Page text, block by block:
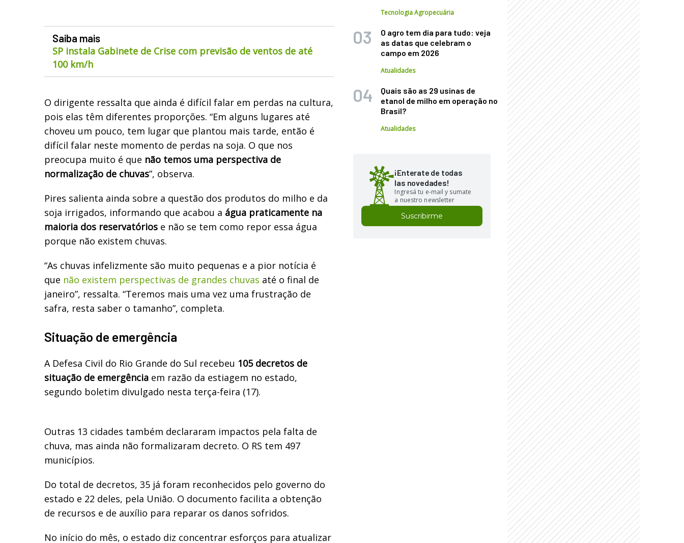
Saiba mais
SP instala Gabinete de Crise com previsão de ventos de até
100 km/h
O dirigente ressalta que ainda é difícil falar em perdas na cultura,
pois elas têm diferentes proporções. “Em alguns lugares até
choveu um pouco, tem lugar que plantou mais tarde, então é
difícil falar neste momento de perdas na soja. O que nos
preocupa muito é que não temos uma perspectiva de
normalização de chuvas”, observa.
Pires salienta ainda sobre a questão dos produtos do milho e da
soja irrigados, informando que acabou a água praticamente na
maioria dos reservatórios e não se tem como repor essa água
porque não existem chuvas.
“As chuvas infelizmente são muito pequenas e a pior notícia é
que não existem perspectivas de grandes chuvas até o final de
janeiro”, ressalta. “Teremos mais uma vez uma frustração de
safra, resta saber o tamanho”, completa.
Situação de emergência
A Defesa Civil do Rio Grande do Sul recebeu 105 decretos de
situação de emergência em razão da estiagem no estado,
segundo boletim divulgado nesta terça-feira (17).
Outras 13 cidades também declararam impactos pela falta de
chuva, mas ainda não formalizaram decreto. O RS tem 497
municípios.
Do total de decretos, 35 já foram reconhecidos pelo governo do
estado e 22 deles, pela União. O documento facilita a obtenção
de recursos e de auxílio para reparar os danos sofridos.
No início do mês, o estado diz concentrar esforços para atualizar
Tecnologia Agropecuária
O agro tem dia para tudo: veja
as datas que celebram o
campo em 2026
Atualidades
Quais são as 29 usinas de
etanol de milho em operação no
Brasil?
Atualidades
¡Enterate de todas
las novedades!
Ingresá tu e-mail y sumate
a nuestro newsletter
Suscribirme